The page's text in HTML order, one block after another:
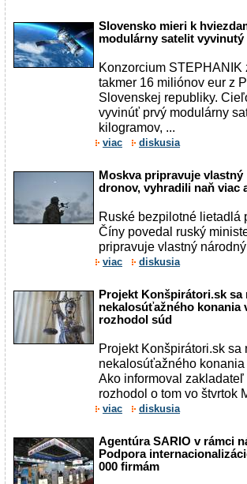
Slovensko mieri k
modulárny satelit vyvinutý
Konzorcium
takmer 16 miliónov eur z
Slovenskej republiky.
vyvinúť prvý modulárny
kilogramov, ...
viac diskusia
Moskva pripravuje
dronov, vyhradili naň viac
Ruské bezpilotné lietadlá
Číny povedal ruský
pripravuje vlastný
viac diskusia
Projekt Konšpirátori.sk sa
nekalosúťažného konania
rozhodol súd
Projekt Konšpirátori.sk sa
nekalosúťažného
Ako informoval
rozhodol o tom vo štvrtok
viac diskusia
Agentúra SARIO v rámci
Podpora
000 firmám